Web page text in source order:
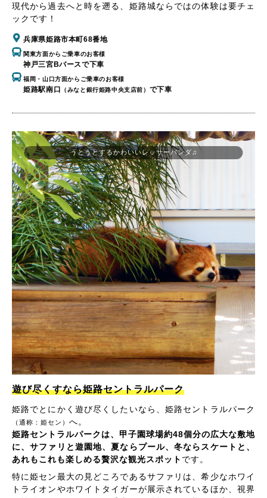
現代から過去へと時を遡る、姫路城ならではの体験は要チェ
ックです！
兵庫県姫路市本町68番地
関東方面からご乗車のお客様
神戸三宮Bバースで下車
福岡・山口方面からご乗車のお客様
姫路駅南口 （みなと銀行姫路中央支店前） で下車
遊び尽くすなら姫路セントラルパーク
姫路でとにかく遊び尽くしたいなら、姫路セントラルパーク
（通称：姫セン） へ。
姫路セントラルパークは、甲子園球場約48個分の広大な敷地
に、サファリと遊園地、夏ならプール、冬ならスケートと、
あれもこれも楽しめる贅沢な観光スポット です。
特に姫セン最大の見どころであるサファリは、希少なホワイ
トライオンやホワイトタイガーが展示されているほか、視界
うとうとするかわいいレッサーパンダ♫